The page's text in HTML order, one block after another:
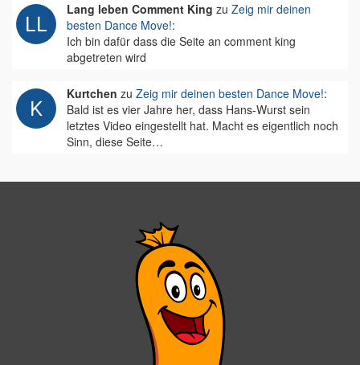
Lang leben Comment King zu Zeig mir deinen
besten Dance Move!:
Ich bin dafür dass die Seite an comment king
abgetreten wird
Kurtchen zu Zeig mir deinen besten Dance Move!:
Bald ist es vier Jahre her, dass Hans-Wurst sein
letztes Video eingestellt hat. Macht es eigentlich noch
Sinn, diese Seite…